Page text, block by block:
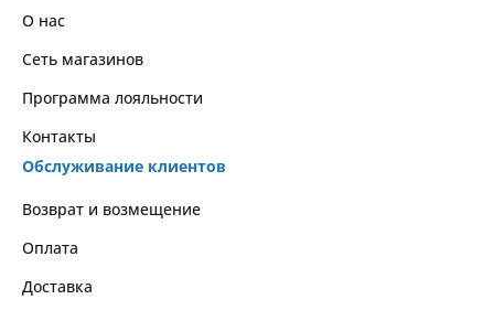
О нас
Сеть магазинов
Программа лояльности
Контакты
Обслуживание клиентов
Возврат и возмещение
Оплата
Доставка